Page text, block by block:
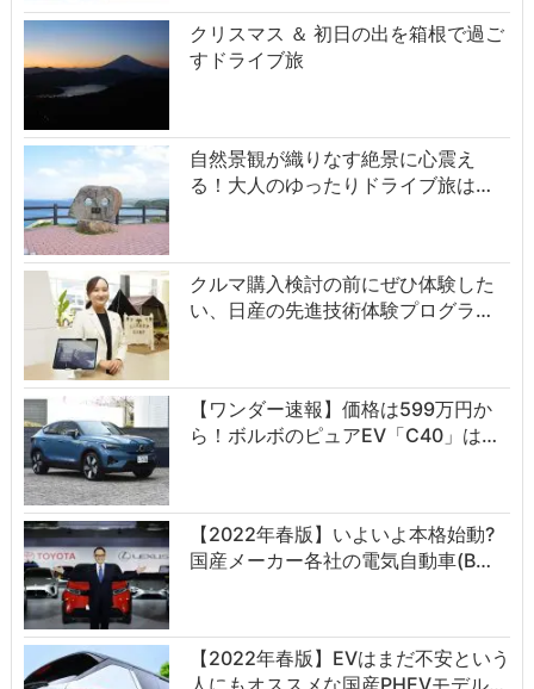
クリスマス ＆ 初日の出を箱根で過ご
すドライブ旅
自然景観が織りなす絶景に心震え
る！大人のゆったりドライブ旅は…
クルマ購入検討の前にぜひ体験した
い、日産の先進技術体験プログラ…
【ワンダー速報】価格は599万円か
ら！ボルボのピュアEV「C40」は…
【2022年春版】いよいよ本格始動?
国産メーカー各社の電気自動車(B…
【2022年春版】EVはまだ不安という